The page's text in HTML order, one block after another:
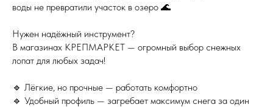
воды не превратили участок в озеро 🌊
Нужен надёжный инструмент?
В магазинах КРЕПМАРКЕТ — огромный выбор снежных
лопат для любых задач!
🔹 Лёгкие, но прочные — работать комфортно
🔹 Удобный профиль — загребает максимум снега за один